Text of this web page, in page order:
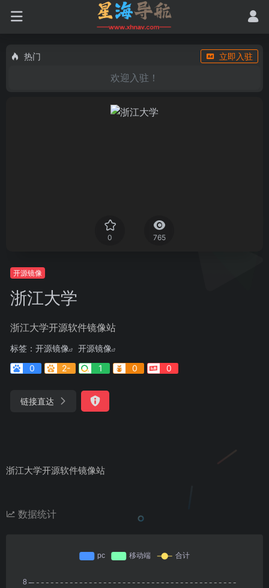
热门 立即入驻
欢迎入驻！
0 765
开源镜像
浙江大学
浙江大学开源软件镜像站
标签： 开源镜像
开源镜像
0
2- 1 0 0
链接直达
浙江大学开源软件镜像站
数据统计